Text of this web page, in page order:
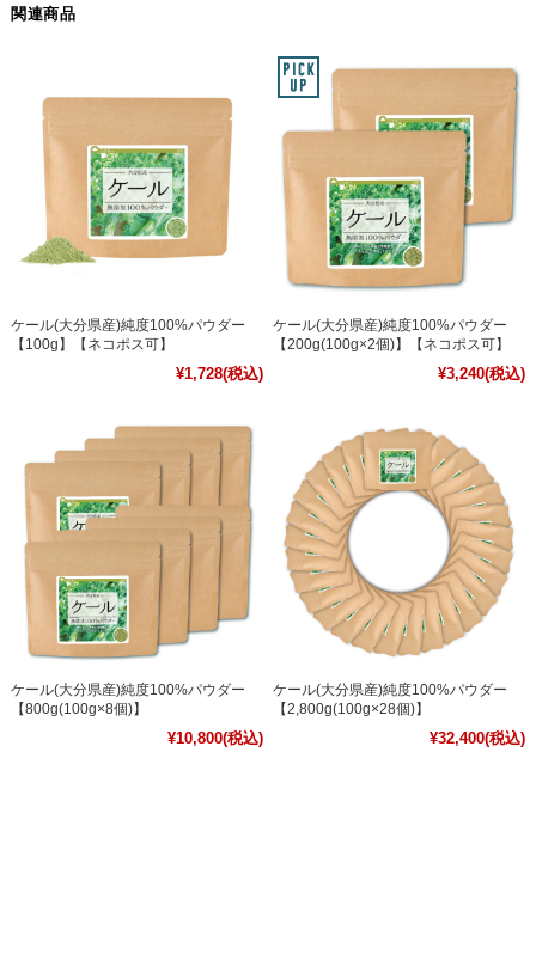
関連商品
ケール(大分県産)純度100%パウダー
【100g】【ネコポス可】
¥1,728(税込)
ケール(大分県産)純度100%パウダー
【200g(100g×2個)】【ネコポス可】
¥3,240(税込)
ケール(大分県産)純度100%パウダー
【800g(100g×8個)】
¥10,800(税込)
ケール(大分県産)純度100%パウダー
【2,800g(100g×28個)】
¥32,400(税込)